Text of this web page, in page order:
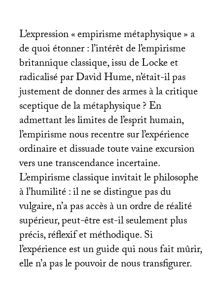
L’expression «empirisme métaphysique» a
de quoi étonner : l’intérêt de l’empirisme
britannique classique, issu de Locke et
radicalisé par David Hume, n’était-il pas
justement de donner des armes à la critique
sceptique de la métaphysique? En
admettant les limites de l’esprit humain,
l’empirisme nous recentre sur l’expérience
ordinaire et dissuade toute vaine excursion
vers une transcendance incertaine.
L’empirisme classique invitait le philosophe
à l’humilité : il ne se distingue pas du
vulgaire, n’a pas accès à un ordre de réalité
supérieur, peut-être est-il seulement plus
précis, réflexif et méthodique. Si
l’expérience est un guide qui nous fait mûrir,
elle n’a pas le pouvoir de nous transfigurer.